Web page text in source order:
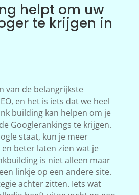
helpt om uw
te krijgen in
van de belangrijkste
en het is iets dat we heel
building kan helpen om je
Googlerankings te krijgen.
staat, kun je meer
beter laten zien wat je
is niet alleen maar
linkje op een andere site.
achter zitten. Iets wat